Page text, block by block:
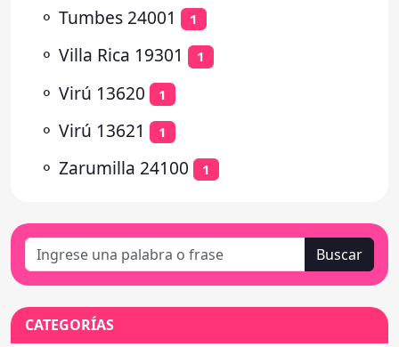
⚬ Tumbes 24001 1
⚬ Villa Rica 19301 1
⚬ Virú 13620 1
⚬ Virú 13621 1
⚬ Zarumilla 24100 1
Buscar
CATEGORÍAS